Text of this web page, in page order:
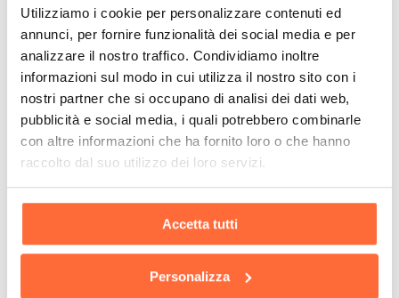
Utilizziamo i cookie per personalizzare contenuti ed
annunci, per fornire funzionalità dei social media e per
analizzare il nostro traffico. Condividiamo inoltre
informazioni sul modo in cui utilizza il nostro sito con i
nostri partner che si occupano di analisi dei dati web,
pubblicità e social media, i quali potrebbero combinarle
con altre informazioni che ha fornito loro o che hanno
raccolto dal suo utilizzo dei loro servizi.
Accetta tutti
Personalizza